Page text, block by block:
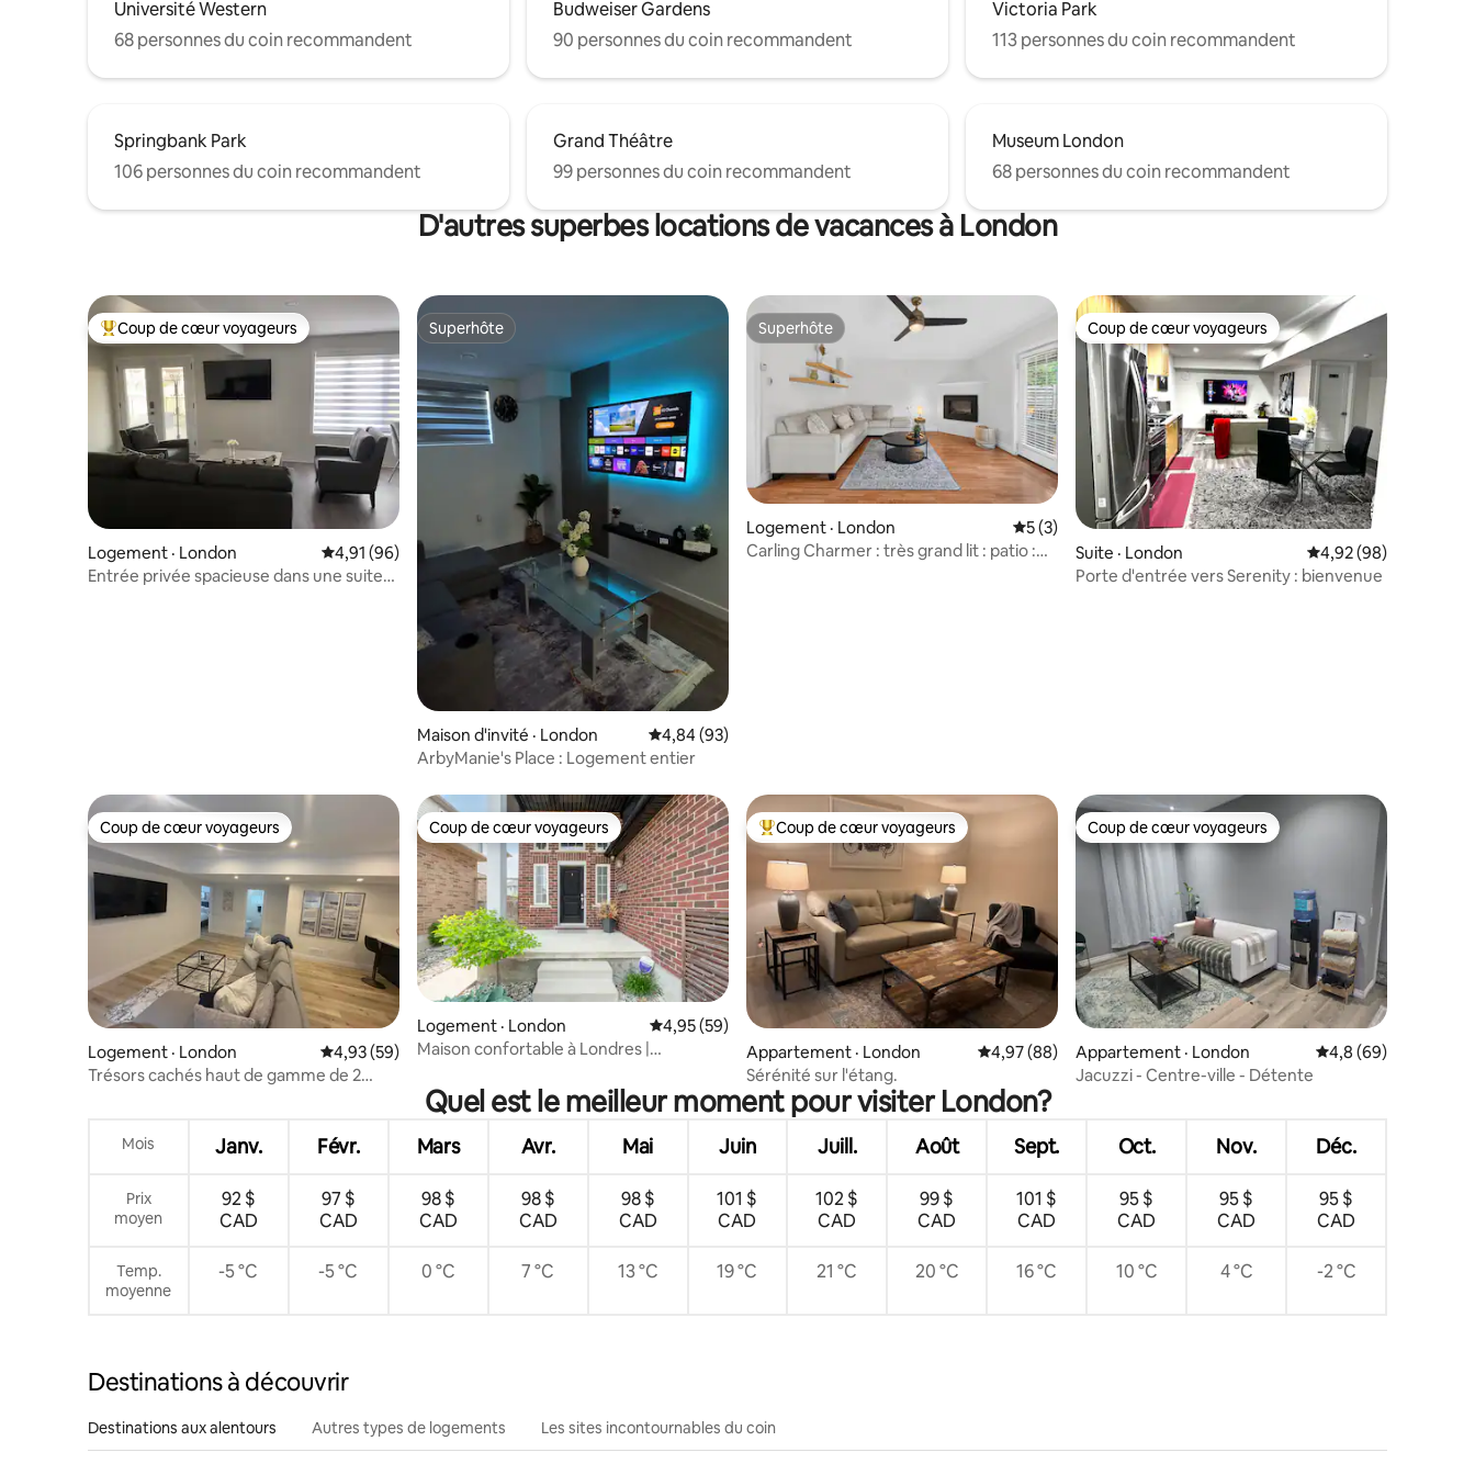
Université Western
68 personnes du coin recommandent
Budweiser Gardens
90 personnes du coin recommandent
Victoria Park
113 personnes du coin recommandent
Springbank Park
106 personnes du coin recommandent
Grand Théâtre
99 personnes du coin recommandent
Museum London
68 personnes du coin recommandent
D'autres superbes locations de vacances à London
Coup de cœur voyageurs parmi les plus aimés
Coup de cœur voyageurs
Logement · London Note moyenne de 4,91 sur 5, 96 commentaires
4,91 (96)
Entrée privée spacieuse dans une suite
Superhôte
Superhôte
Maison d'invité · London Note moyenne de 4,84 sur 5, 93 commentaires
4,84 (93)
ArbyManie's Place : Logement entier
Superhôte
Superhôte
Logement · London Note moyenne de 5 sur 5, 3 commentaires
5 (3)
Carling Charmer : très grand lit : patio :
Coup de cœur voyageurs
Coup de cœur voyageurs
Suite · London Note moyenne de
4,92 (98)
Porte d'entrée vers Serenity : bienvenue
Coup de cœur voyageurs
Coup de cœur voyageurs
Logement · London Note moyenne de 4,93 sur 5, 59 commentaires
4,93 (59)
Trésors cachés haut de gamme de 2
Coup de cœur voyageurs
Coup de cœur voyageurs
Logement · London Note moyenne de 4,95 sur 5, 59 commentaires
4,95 (59)
Maison confortable à Londres |
Coup de cœur voyageurs parmi les plus aimés
Coup de cœur voyageurs
Appartement · London Note moyenne de 4,97 sur 5, 88 commentaires
4,97 (88)
Sérénité sur l'étang.
Coup de cœur voyageurs
Coup de cœur voyageurs
Appartement · London Note moyenne de
4,8 (69)
Jacuzzi - Centre-ville - Détente
Quel est le meilleur moment pour visiter London?
Mois Janv. Févr. Mars Avr. Mai Juin Juill. Août Sept. Oct. Nov. Déc.
Prix
moyen
92 $
CAD
97 $
CAD
98 $
CAD
98 $
CAD
98 $
CAD
101 $
CAD
102 $
CAD
99 $
CAD
101 $
CAD
95 $
CAD
95 $
CAD
95 $
CAD
Temp.
moyenne
-5 °C -5 °C 0 °C 7 °C 13 °C 19 °C 21 °C 20 °C 16 °C 10 °C 4 °C -2 °C
Destinations à découvrir
Destinations aux alentours Autres types de logements Les sites incontournables du coin